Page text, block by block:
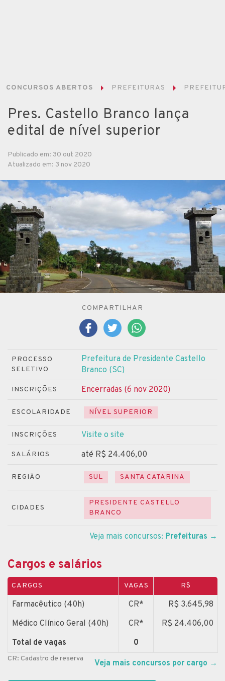
CONCURSOS ABERTOS PREFEITURAS
Pres. Castello Branco lança
edital de nível superior
Publicado em: 30 out 2020
Atualizado em: 3 nov 2020
COMPARTILHAR
PROCESSO
SELETIVO
Prefeitura de Presidente Castello
Branco (SC)
INSCRIÇÕES Encerradas (6 nov 2020)
ESCOLARIDADE NÍVEL SUPERIOR
INSCRIÇÕES Visite o site
SALÁRIOS até R$ 24.406,00
REGIÃO SUL SANTA CATARINA
CIDADES
PRESIDENTE CASTELLO
BRANCO
Veja mais concursos: Prefeituras →
Cargos e salários
CARGOS VAGAS R$
Farmacêutico (40h) CR*
R$ 3.645,98
Médico Clínico Geral (40h)
CR*
R$ 24.406,00
Total de vagas
0
CR: Cadastro de reserva Veja mais concursos por cargo →